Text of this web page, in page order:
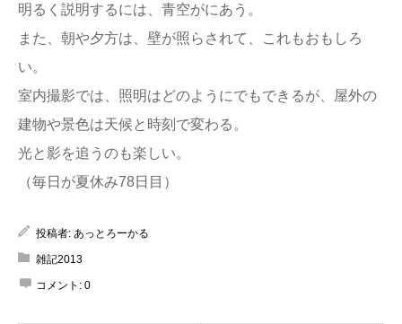
明るく説明するには、青空がにあう。
また、朝や夕方は、壁が照らされて、これもおもしろ
い。
室内撮影では、照明はどのようにでもできるが、屋外の
建物や景色は天候と時刻で変わる。
光と影を追うのも楽しい。
（毎日が夏休み78日目）
投稿者: あっとろーかる
雑記2013
コメント: 0